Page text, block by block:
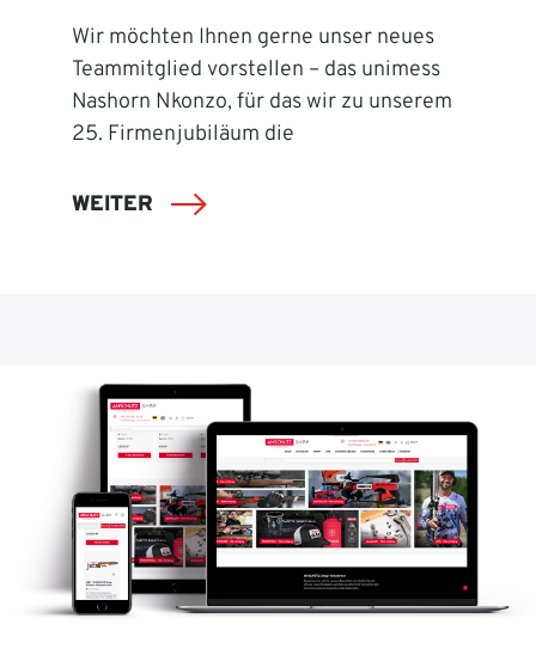
Wir möchten Ihnen gerne unser neues
Teammitglied vorstellen – das unimess
Nashorn Nkonzo, für das wir zu unserem
25. Firmenjubiläum die
WEITER